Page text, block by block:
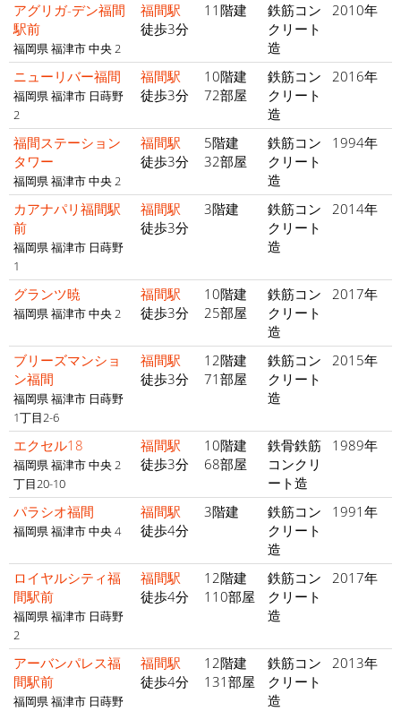
アグリガ-デン福間
駅前
福岡県 福津市 中央 2
福間駅
徒歩3分
11階建
鉄筋コン
クリート
造
2010年
ニューリバー福間
福岡県 福津市 日蒔野
2
福間駅
徒歩3分
10階建
72部屋
鉄筋コン
クリート
造
2016年
福間ステーション
タワー
福岡県 福津市 中央 2
福間駅
徒歩3分
5階建
32部屋
鉄筋コン
クリート
造
1994年
カアナパリ福間駅
前
福岡県 福津市 日蒔野
1
福間駅
徒歩3分
3階建
鉄筋コン
クリート
造
2014年
グランツ暁
福岡県 福津市 中央 2
福間駅
徒歩3分
10階建
25部屋
鉄筋コン
クリート
造
2017年
ブリーズマンショ
ン福間
福岡県 福津市 日蒔野
1丁目2-6
福間駅
徒歩3分
12階建
71部屋
鉄筋コン
クリート
造
2015年
エクセル18
福岡県 福津市 中央 2
丁目20-10
福間駅
徒歩3分
10階建
68部屋
鉄骨鉄筋
コンクリ
ート造
1989年
パラシオ福間
福岡県 福津市 中央 4
福間駅
徒歩4分
3階建
鉄筋コン
クリート
造
1991年
ロイヤルシティ福
間駅前
福岡県 福津市 日蒔野
2
福間駅
徒歩4分
12階建
110部屋
鉄筋コン
クリート
造
2017年
アーバンパレス福
間駅前
福岡県 福津市 日蒔野
福間駅
徒歩4分
12階建
131部屋
鉄筋コン
クリート
造
2013年